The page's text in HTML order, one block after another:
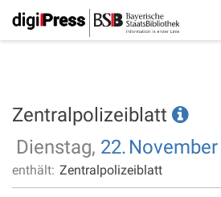
Zentralpolizeiblatt
Dienstag, 22. November
enthält: Zentralpolizeiblatt